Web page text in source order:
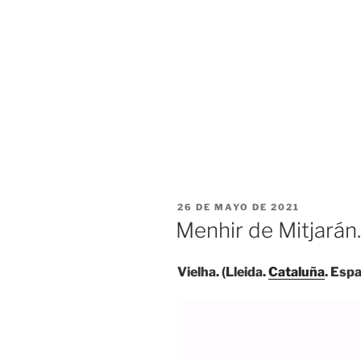
PUBLICADO
EL
26 DE MAYO DE 2021
Menhir de Mitjarán.
Vielha. (Lleida.Cataluña.